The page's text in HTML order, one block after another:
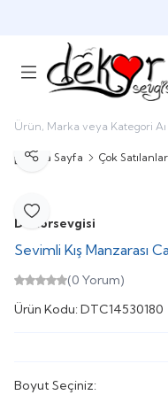
Ana Sayfa Çok Satılanlar
Favoriye Ekle
Paylaş
Dekorsevgisi
Sevimli Kış Manzarası
(0 Yorum)
Ürün Kodu: DTC14530180
Boyut Seçiniz: